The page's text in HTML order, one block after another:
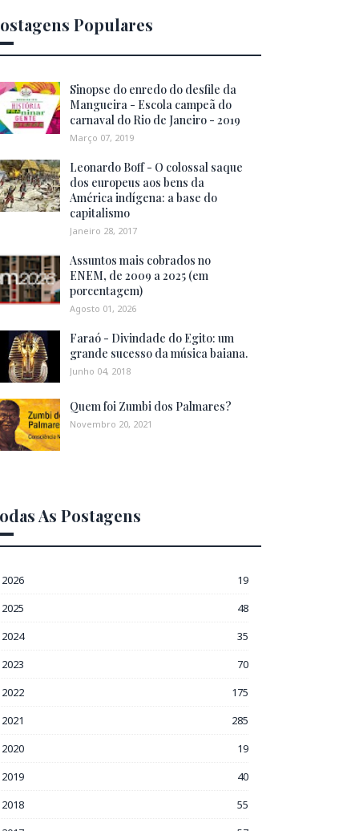
Populares
Sinopse do enredo do desfile da
Mangueira - Escola campeã do
carnaval do Rio de Janeiro - 2019
Março 07, 2019
Leonardo Boff - O colossal saque
dos europeus aos bens da
América indígena: a base do
capitalismo
Janeiro 28, 2017
Assuntos mais cobrados no
ENEM, de 2009 a 2025 (em
porcentagem)
Agosto 01, 2026
Faraó - Divindade do Egito: um
grande sucesso da música baiana.
Junho 04, 2018
Quem foi Zumbi dos Palmares?
Novembro 20, 2021
As Postagens
2026
19
2025
48
2024
35
2023
70
2022
175
2021
285
2020
19
2019
40
2018
55